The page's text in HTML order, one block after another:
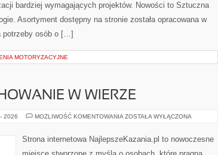
bardziej wymagających projektów. Nowości to Sztuczna
Asortyment dostępny na stronie została opracowana w
potrzeby osób o […]
MOTORYZACYJNE
W WIERZE
2026 MOŻLIWOŚĆ KOMENTOWANIA RODZINA
W
WIERZE
ZOSTAŁA WYŁĄCZONA
Strona internetowa NajlepszeKazania.pl to nowoczesne